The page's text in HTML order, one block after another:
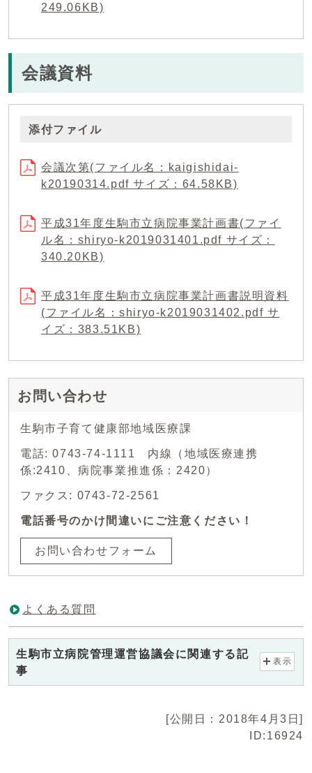
249.06KB)
会議資料
添付ファイル
会議次第(ファイル名：kaigishidai-
k20190314.pdf サイズ：64.58KB)
平成31年度生駒市立病院事業計画書(ファイ
ル名：shiryo-k2019031401.pdf サイズ：
340.20KB)
平成31年度生駒市立病院事業計画書説明資料
(ファイル名：shiryo-k2019031402.pdf サ
イズ：383.51KB)
お問い合わせ
生駒市子育て健康部地域医療課
電話: 0743-74-1111 内線（地域医療連携
係:2410、病院事業推進係：2420）
ファクス: 0743-72-2561
電話番号のかけ間違いにご注意ください！
お問い合わせフォーム
よくある質問
生駒市立病院管理運営協議会に関連する記
事
表示
[公開日：2018年4月3日]
ID:16924